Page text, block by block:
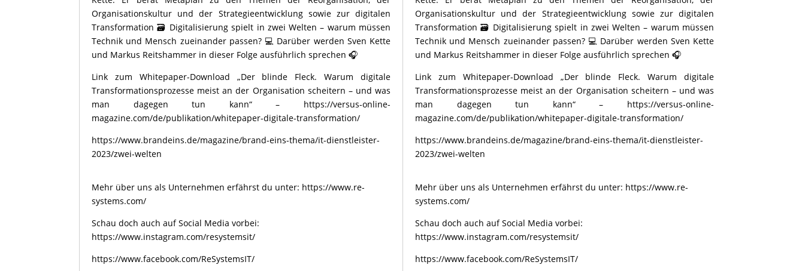
Organisationskultur und der Strategieentwicklung sowie zur digitalen
Transformation 🗃️ Digitalisierung spielt in zwei Welten – warum müssen
Technik und Mensch zueinander passen? 💻 Darüber werden Sven Kette
und Markus Reitshammer in dieser Folge ausführlich sprechen 🎧
Link zum Whitepaper-Download „Der blinde Fleck. Warum digitale
Transformationsprozesse meist an der Organisation scheitern – und was
man dagegen tun kann“ – https://versus-online-
magazine.com/de/publikation/whitepaper-digitale-transformation/
https://www.brandeins.de/magazine/brand-eins-thema/it-dienstleister-
2023/zwei-welten
Mehr über uns als Unternehmen erfährst du unter: https://www.re-
systems.com/
Schau doch auch auf Social Media vorbei:
https://www.instagram.com/resystemsit/
https://www.facebook.com/ReSystemsIT/
Organisationskultur und der Strategieentwicklung sowie zur digitalen
Transformation 🗃️ Digitalisierung spielt in zwei Welten – warum müssen
Technik und Mensch zueinander passen? 💻 Darüber werden Sven Kette
und Markus Reitshammer in dieser Folge ausführlich sprechen 🎧
Link zum Whitepaper-Download „Der blinde Fleck. Warum digitale
Transformationsprozesse meist an der Organisation scheitern – und was
man dagegen tun kann“ – https://versus-online-
magazine.com/de/publikation/whitepaper-digitale-transformation/
https://www.brandeins.de/magazine/brand-eins-thema/it-dienstleister-
2023/zwei-welten
Mehr über uns als Unternehmen erfährst du unter: https://www.re-
systems.com/
Schau doch auch auf Social Media vorbei:
https://www.instagram.com/resystemsit/
https://www.facebook.com/ReSystemsIT/